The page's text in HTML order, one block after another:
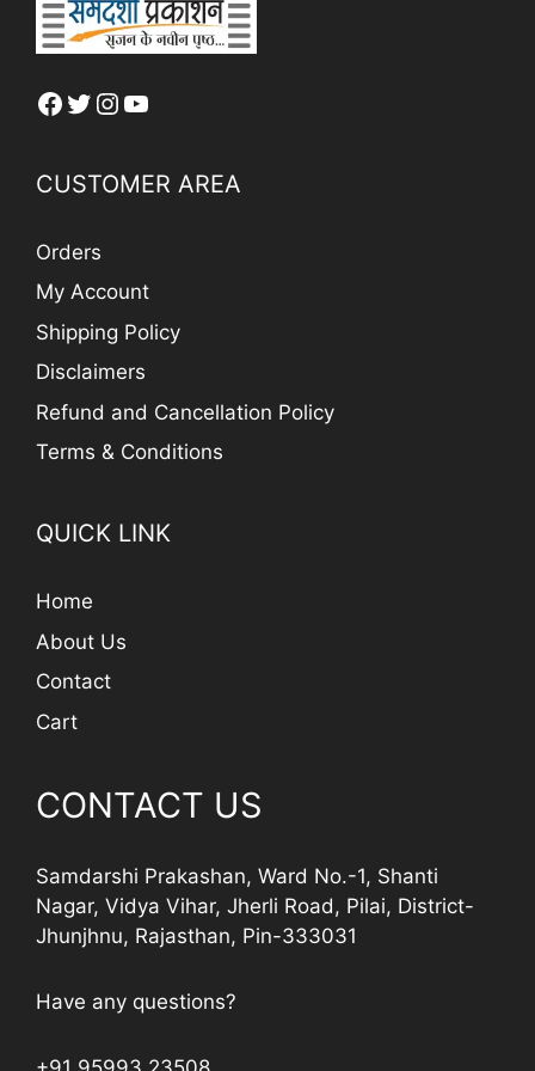
Facebook
Twitter
Instagram
YouTube
CUSTOMER AREA
Orders
My Account
Shipping Policy
Disclaimers
Refund and Cancellation Policy
Terms & Conditions
QUICK LINK
Home
About Us
Contact
Cart
CONTACT US
Samdarshi Prakashan, Ward No.-1, Shanti
Nagar, Vidya Vihar, Jherli Road, Pilai, District-
Jhunjhnu, Rajasthan, Pin-333031
Have any questions?